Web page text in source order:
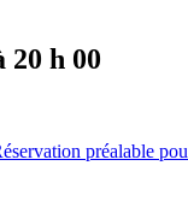
20 h 00
préalable